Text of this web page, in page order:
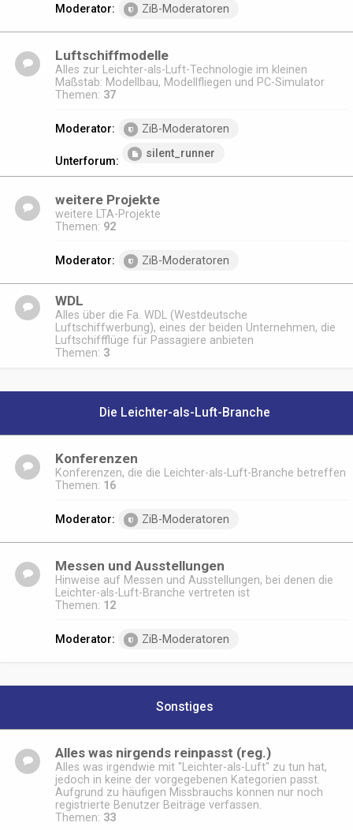
Moderator: ZiB-Moderatoren
Luftschiffmodelle
Alles zur Leichter-als-Luft-Technologie im kleinen
Maßstab: Modellbau, Modellfliegen und PC-Simulator
Themen: 37
Moderator: ZiB-Moderatoren
Unterforum:
silent_runner
weitere Projekte
weitere LTA-Projekte
Themen: 92
Moderator: ZiB-Moderatoren
WDL
Alles über die Fa. WDL (Westdeutsche
Luftschiffwerbung), eines der beiden Unternehmen, die
Luftschiffflüge für Passagiere anbieten
Themen: 3
Die Leichter-als-Luft-Branche
Konferenzen
Konferenzen, die die Leichter-als-Luft-Branche betreffen
Themen: 16
Moderator: ZiB-Moderatoren
Messen und Ausstellungen
Hinweise auf Messen und Ausstellungen, bei denen die
Leichter-als-Luft-Branche vertreten ist
Themen: 12
Moderator: ZiB-Moderatoren
Sonstiges
Alles was nirgends reinpasst (reg.)
Alles was irgendwie mit "Leichter-als-Luft" zu tun hat,
jedoch in keine der vorgegebenen Kategorien passt.
Aufgrund zu häufigen Missbrauchs können nur noch
registrierte Benutzer Beiträge verfassen.
Themen: 33